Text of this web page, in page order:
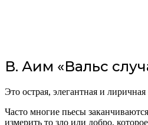
В. Аим «Вальс
Это острая, элегантная и
Часто многие пьесы
измерить то зло или добро,